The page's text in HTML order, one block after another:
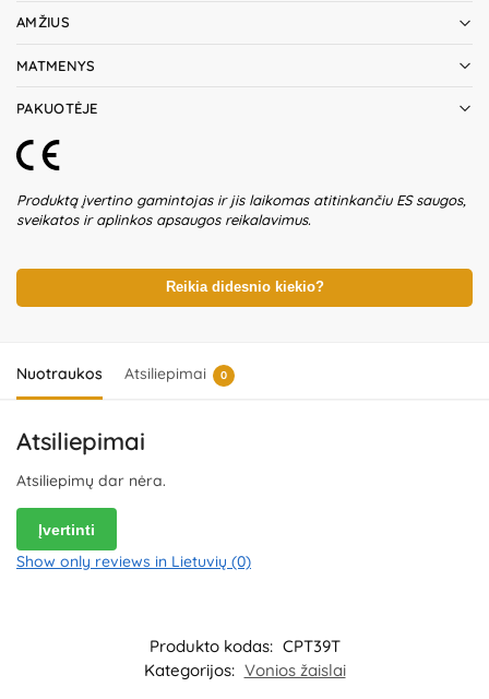
AMŽIUS
MATMENYS
PAKUOTĖJE
Produktą įvertino gamintojas ir jis laikomas atitinkančiu ES saugos,
sveikatos ir aplinkos apsaugos reikalavimus.
Reikia didesnio kiekio?
Nuotraukos Atsiliepimai 0
Atsiliepimai
Atsiliepimų dar nėra.
Įvertinti
Show only reviews in Lietuvių (0)
Produkto kodas: CPT39T
Kategorijos: Vonios žaislai